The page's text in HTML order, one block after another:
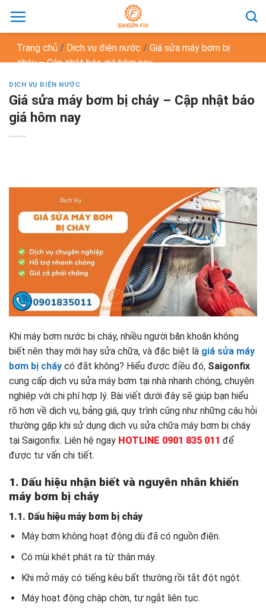
đến
dungTrang chủ / Dịch vụ điện nước / Giá sửa máy bơm bị
cháy – Cập nhật báo giá hôm nay
DỊCH VỤ ĐIỆN NƯỚC
Giá sửa máy bơm bị cháy – Cập nhật báo
giá hôm nay
Khi máy bơm nước bị cháy, nhiều người băn khoăn không
biết nên thay mới hay sửa chữa, và đặc biệt là giá sửa máy
bơm bị cháy có đắt không? Hiểu được điều đó, Saigonfix
cung cấp dịch vụ sửa máy bơm tại nhà nhanh chóng, chuyên
nghiệp với chi phí hợp lý. Bài viết dưới đây sẽ giúp bạn hiểu
rõ hơn về dịch vụ, bảng giá, quy trình cũng như những câu hỏi
thường gặp khi sử dụng dịch vụ sửa chữa máy bơm bị cháy
tại Saigonfix. Liên hệ ngay HOTLINE 0901 835 011 để
được tư vấn chi tiết.
1. Dấu hiệu nhận biết và nguyên nhân khiến
máy bơm bị cháy
1.1. Dấu hiệu máy bơm bị cháy
Máy bơm không hoạt động dù đã có nguồn điện.
Có mùi khét phát ra từ thân máy.
Khi mở máy có tiếng kêu bất thường rồi tắt đột ngột.
Máy hoạt động chập chờn, tự ngắt liên tục.